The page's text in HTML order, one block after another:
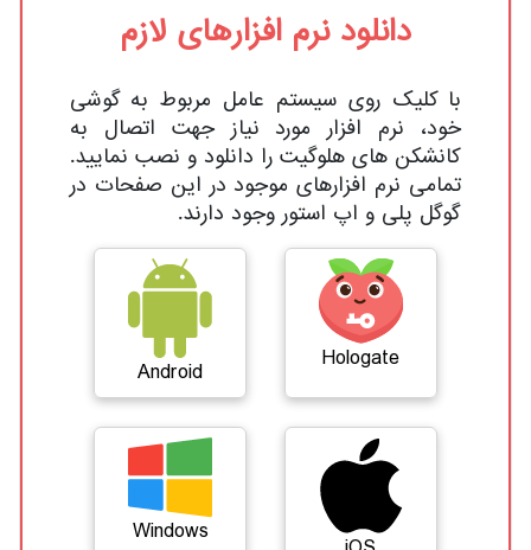
دانلود نرم افزارهای لازم
با کلیک روی سیستم عامل مربوط به گوشی
خود، نرم افزار مورد نیاز جهت اتصال به
کانشکن های هلوگیت را دانلود و نصب نمایید.
تمامی نرم افزارهای موجود در این صفحات در
گوگل پلی و اپ استور وجود دارند.
Hologate
Android
Windows